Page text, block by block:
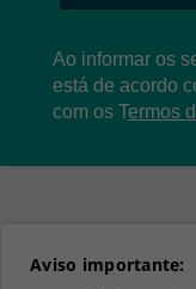
Ao informar os
está de acordo
com os Termos
Aviso importante: